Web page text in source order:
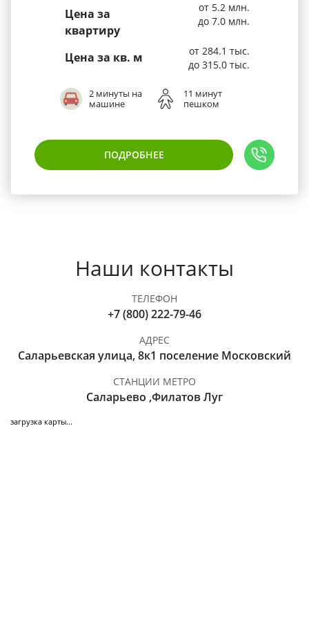
Цена за
квартиру
от 5.2 млн.
до 7.0 млн.
Цена за кв. м
от 284.1 тыс.
до 315.0 тыс.
2 минуты на
машине
11 минут
пешком
ПОДРОБНЕЕ
Наши контакты
ТЕЛЕФОН
+7 (800) 222-79-46
АДРЕС
Саларьевская улица, 8к1 поселение Московский
СТАНЦИИ МЕТРО
Саларьево ,Филатов Луг
загрузка карты...